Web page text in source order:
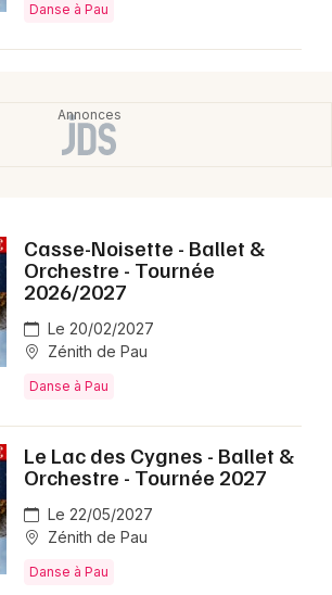
Pyrénées-Atlantiques
sorties
Danse à Pau
Casse-Noisette - Ballet &
Orchestre - Tournée
2026/2027
Le 20/02/2027
Zénith de Pau
Danse à Pau
Le Lac des Cygnes - Ballet &
Orchestre - Tournée 2027
Le 22/05/2027
Zénith de Pau
Danse à Pau